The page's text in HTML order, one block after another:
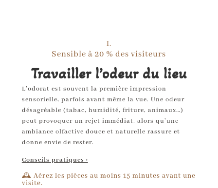
I.
Sensible à 20 % des visiteurs
Travailler l’odeur du lieu
L’odorat est souvent la première impression
sensorielle, parfois avant même la vue. Une odeur
désagréable (tabac, humidité, friture, animaux…)
peut provoquer un rejet immédiat, alors qu’une
ambiance olfactive douce et naturelle rassure et
donne envie de rester.
Conseils pratiques :
🕰 Aérez les pièces au moins 15 minutes avant une
visite.